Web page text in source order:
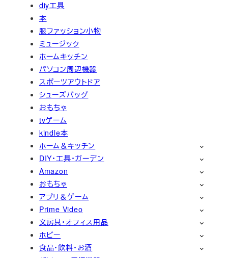
diy工具
本
服ファッション小物
ミュージック
ホームキッチン
パソコン周辺機器
スポーツアウトドア
シューズバッグ
おもちゃ
tvゲーム
kindle本
ホーム＆キッチン
DIY・工具・ガーデン
Amazon
おもちゃ
アプリ＆ゲーム
Prime Video
文房具・オフィス用品
ホビー
食品・飲料・お酒